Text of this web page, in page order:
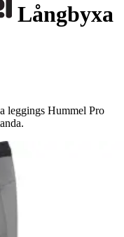
Långbyxa
leggings Hummel Pro